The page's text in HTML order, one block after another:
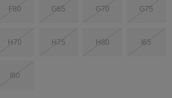
F80 G65 G70 G75
H70 H75 H80 I65
I80